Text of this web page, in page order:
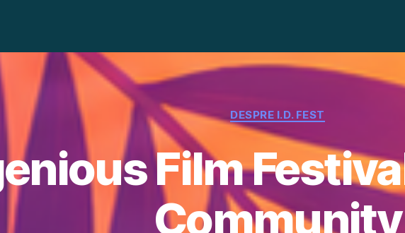
Categories
DESPRE I.D. FEST
Film
Community